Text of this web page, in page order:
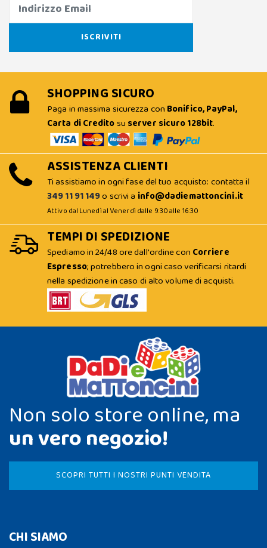
SHOPPING SICURO
Paga in massima sicurezza con Bonifico, PayPal,
Carta di Creditosu server sicuro 128bit.
ASSISTENZA CLIENTI
Ti assistiamo in ogni fase del tuo acquisto: contatta il
349 11 91 149o scrivi a info@dadiemattoncini.it
Attivo dal Lunedì al Venerdì dalle 9:30 alle 16:30
TEMPI DI SPEDIZIONE
Spediamo in 24/48 ore dall'ordine con Corriere
Espresso; potrebbero in ogni caso verificarsi ritardi
nella spedizione in caso di alto volume di acquisti.
Non solo store online, ma
un vero negozio!
SCOPRI TUTTI I NOSTRI PUNTI VENDITA
CHI SIAMO